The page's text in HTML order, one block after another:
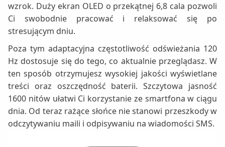
wzrok. Duży ekran OLED o przekątnej 6,8 cala pozwoli
Ci swobodnie pracować i relaksować się po
stresującym dniu.
Poza tym adaptacyjna częstotliwość odświeżania 120
Hz dostosuje się do tego, co aktualnie przeglądasz. W
ten sposób otrzymujesz wysokiej jakości wyświetlane
treści oraz oszczędność baterii. Szczytowa jasność
1600 nitów ułatwi Ci korzystanie ze smartfona w ciągu
dnia. Od teraz rażące słońce nie stanowi przeszkody w
odczytywaniu maili i odpisywaniu na wiadomości SMS.